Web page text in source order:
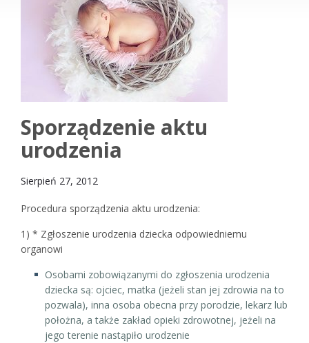
Sporządzenie aktu
urodzenia
Sierpień 27, 2012
Procedura sporządzenia aktu urodzenia:
1) * Zgłoszenie urodzenia dziecka odpowiedniemu
organowi
Osobami zobowiązanymi do zgłoszenia urodzenia
dziecka są: ojciec, matka (jeżeli stan jej zdrowia na to
pozwala), inna osoba obecna przy porodzie, lekarz lub
położna, a także zakład opieki zdrowotnej, jeżeli na
jego terenie nastąpiło urodzenie